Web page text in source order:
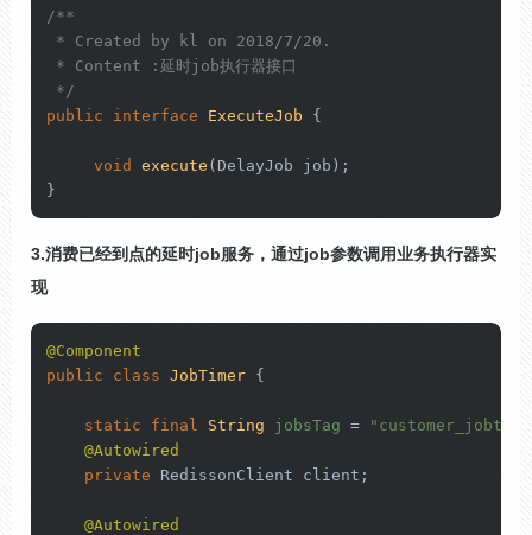
/**
* Created by kl on 2018/7/20.
* Content :延时job执行器接口
*/
public
interface ExecuteJob {
void execute (DelayJob job) ;
}
3.消费已经到点的延时job服务，通过job参数调用业务执行器实
现
@Component
public
class JobTimer {
static final String jobsTag =
@Autowired
private RedissonClient client;
@Autowired